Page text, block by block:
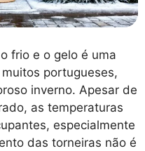
frio e o gelo é uma
portugueses,
inverno. Apesar de
as temperaturas
especialmente
das torneiras não é